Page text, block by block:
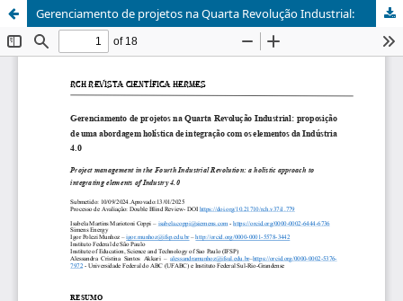
Gerenciamento de projetos na Quarta Revolução Industrial: